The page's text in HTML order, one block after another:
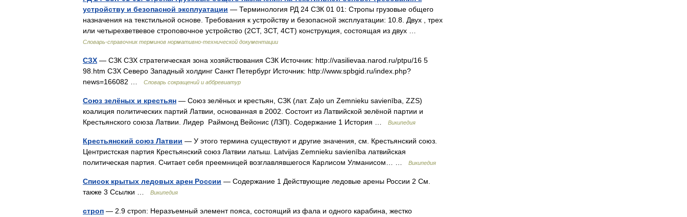
устройству и безопасной эксплуатации — Терминология РД 24 СЗК 01 01: Стропы грузовые общего
назначения на текстильной основе. Требования к устройству и безопасной эксплуатации: 10.8. Двух , трех
или четырехветвевое строповочное устройство (2СТ, 3СТ, 4CT) конструкция, состоящая из двух …
Словарь-справочник терминов нормативно-технической документации
СЗХ — СЗК СЗХ стратегическая зона хозяйствования СЗК Источник: http://vasilievaa.narod.ru/ptpu/16 5
98.htm СЗХ Северо Западный холдинг Санкт Петербург Источник: http://www.spbgid.ru/index.php?
news=166082 …
Словарь сокращений и аббревиатур
Союз зелёных и крестьян — Союз зелёных и крестьян, СЗК (лат. Zaļo un Zemnieku savienība, ZZS)
коалиция политических партий Латвии, основанная в 2002. Состоит из Латвийской зелёной партии и
Крестьянского союза Латвии. Лидер Раймонд Вейонис (ЛЗП). Содержание 1 История …
Википедия
Крестьянский союз Латвии — У этого термина существуют и другие значения, см. Крестьянский союз.
Центристская партия Крестьянский союз Латвии латыш. Latvijas Zemnieku savienība латвийская
политическая партия. Считает себя преемницей возглавлявшегося Карлисом Улманисом… …
Википедия
Список крытых ледовых арен России — Содержание 1 Действующие ледовые арены России 2 См.
также 3 Ссылки …
Википедия
строп — 2.9 строп: Неразъемный элемент пояса, состоящий из фала и одного карабина, жестко